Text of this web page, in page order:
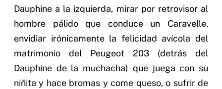
Dauphine a la izquierda, mirar por retrovisor al
hombre pálido que conduce un Caravelle,
envidiar irónicamente la felicidad avícola del
matrimonio del Peugeot 203 (detrás del
Dauphine de la muchacha) que juega con su
niñita y hace bromas y come queso, o sufrir de